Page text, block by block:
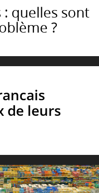
: quelles sont
?
de leurs